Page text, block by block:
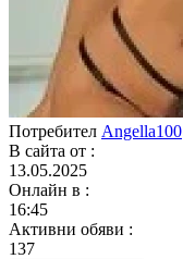
Потребител Angella100
В сайта от :
13.05.2025
Онлайн в :
16:45
Активни обяви :
137